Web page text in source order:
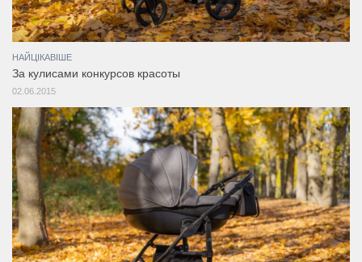
НАЙЦІКАВІШЕ
За кулисами конкурсов красоты
02.06.2015